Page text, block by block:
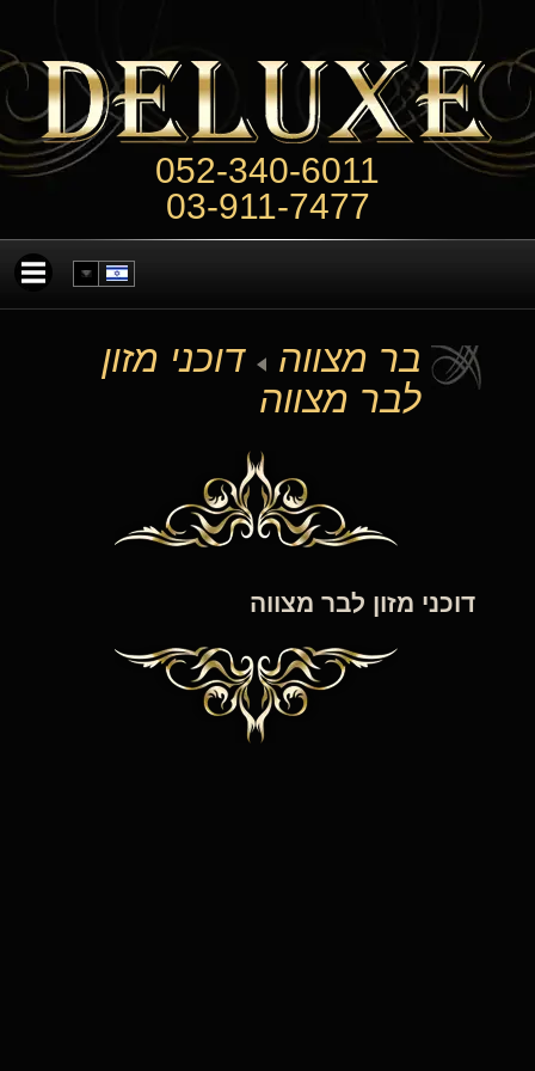
052-340-6011
03-911-7477
בר מצווה
דוכני מזון
לבר מצווה
דוכני מזון לבר מצווה